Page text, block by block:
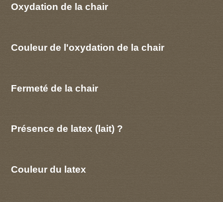
Oxydation de la chair
Couleur de l'oxydation de la chair
Fermeté de la chair
Présence de latex (lait) ?
Couleur du latex